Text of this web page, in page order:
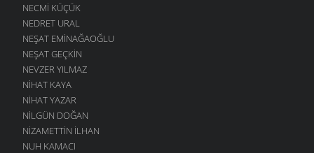
NECMI KÜÇÜK
NEDRET URAL
NEŞAT EMINAĞAOĞLU
NEŞAT GEÇKIN
NEVZER YILMAZ
NIHAT KAYA
NIHAT YAZAR
NILGÜN DOĞAN
NIZAMETTIN İLHAN
NUH KAMACI